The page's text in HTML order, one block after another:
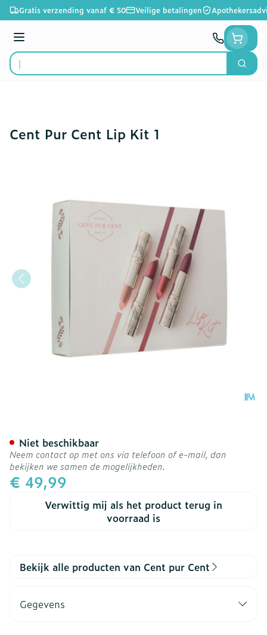
Ga naar de inhoud
Gratis verzending vanaf € 50 Veilige betalingen
Menu
Product, merk, categorie...
Zoek
Cent Pur Cent Lip Kit 1
€ 49,99
Verwittig mij als het product terug in
voorraad is
Niet beschikbaar
Neem contact op met ons via telefoon of e-mail, dan
bekijken we samen de mogelijkheden.
Bekijk alle producten van Cent pur Cent
Gegevens